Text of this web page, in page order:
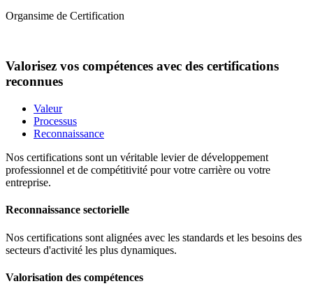
Organsime de Certification
Valorisez vos compétences avec des certifications
reconnues
Valeur
Processus
Reconnaissance
Nos certifications sont un véritable levier de développement
professionnel et de compétitivité pour votre carrière ou votre
entreprise.
Reconnaissance sectorielle
Nos certifications sont alignées avec les standards et les besoins des
secteurs d'activité les plus dynamiques.
Valorisation des compétences